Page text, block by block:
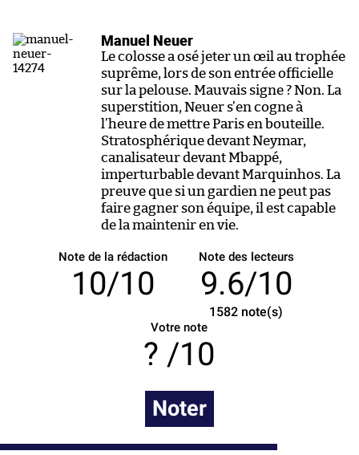
Manuel Neuer
Le colosse a osé jeter un œil au trophée
suprême, lors de son entrée officielle
sur la pelouse. Mauvais signe ? Non. La
superstition, Neuer s’en cogne à
l’heure de mettre Paris en bouteille.
Stratosphérique devant Neymar,
canalisateur devant Mbappé,
imperturbable devant Marquinhos. La
preuve que si un gardien ne peut pas
faire gagner son équipe, il est capable
de la maintenir en vie.
Note de la rédaction
10/10
Note des lecteurs
9.6/10
1582 note(s)
Votre note
/10
Noter